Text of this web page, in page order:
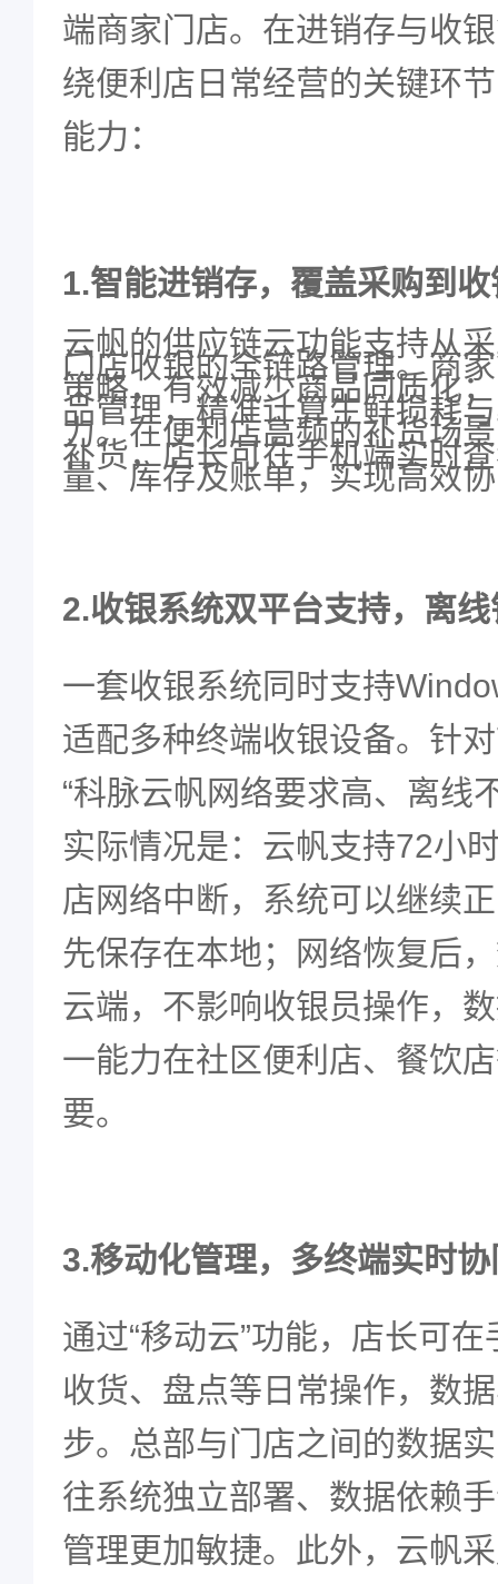
端商家门店。在进销存与收
绕便利店日常经营的关键环
能力：
1.智能进销存，覆盖采购到
云帆的供应链云功能支持从
门店收银的全链路管理。商
策略，有效减少商品同质化
品管理，精准计算生鲜损耗
力。在便利店高频的补货场
补货，店长可在手机端实时
量、库存及账单，实现高效
2.收银系统双平台支持，离
一套收银系统同时支持
适配多种终端收银设备。针
“科脉云帆网络要求高、离线
实际情况是：云帆支持72小
店网络中断，系统可以继续
先保存在本地；网络恢复后
云端，不影响收银员操作，
一能力在社区便利店、餐饮
要。
3.移动化管理，多终端实时
通过“移动云”功能，店长可在
收货、盘点等日常操作，数
步。总部与门店之间的数据
往系统独立部署、数据依赖
管理更加敏捷。此外，云帆